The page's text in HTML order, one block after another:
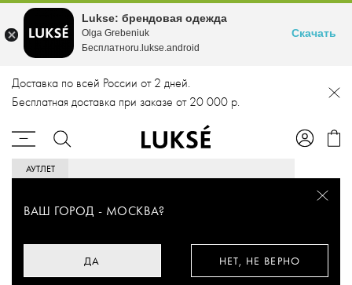
Доставка по всей России от 2 дней.
Бесплатная доставка при заказе от 20 000 р.
ВАШ ГОРОД - МОСКВА?
ДА НЕТ, НЕ ВЕРНО
АУТЛЕТ
Lukse: брендовая одежда
Olga Grebeniuk
Бесплатноru.lukse.android
Скачать